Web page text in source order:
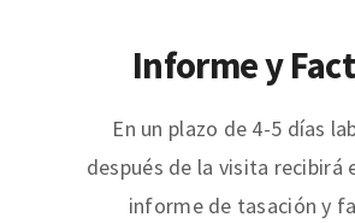
Informe y
En un plazo de 4-5 días
después de la visita recibirá
informe de tasación y